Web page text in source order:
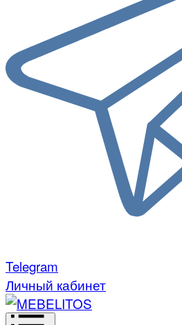
Telegram
Личный кабинет